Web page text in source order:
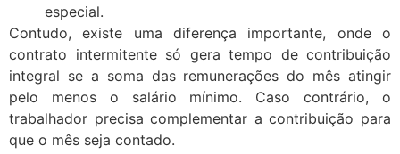
especial.
Contudo, existe uma diferença importante, onde o
contrato intermitente só gera tempo de contribuição
integral se a soma das remunerações do mês atingir
pelo menos o salário mínimo. Caso contrário, o
trabalhador precisa complementar a contribuição para
que o mês seja contado.